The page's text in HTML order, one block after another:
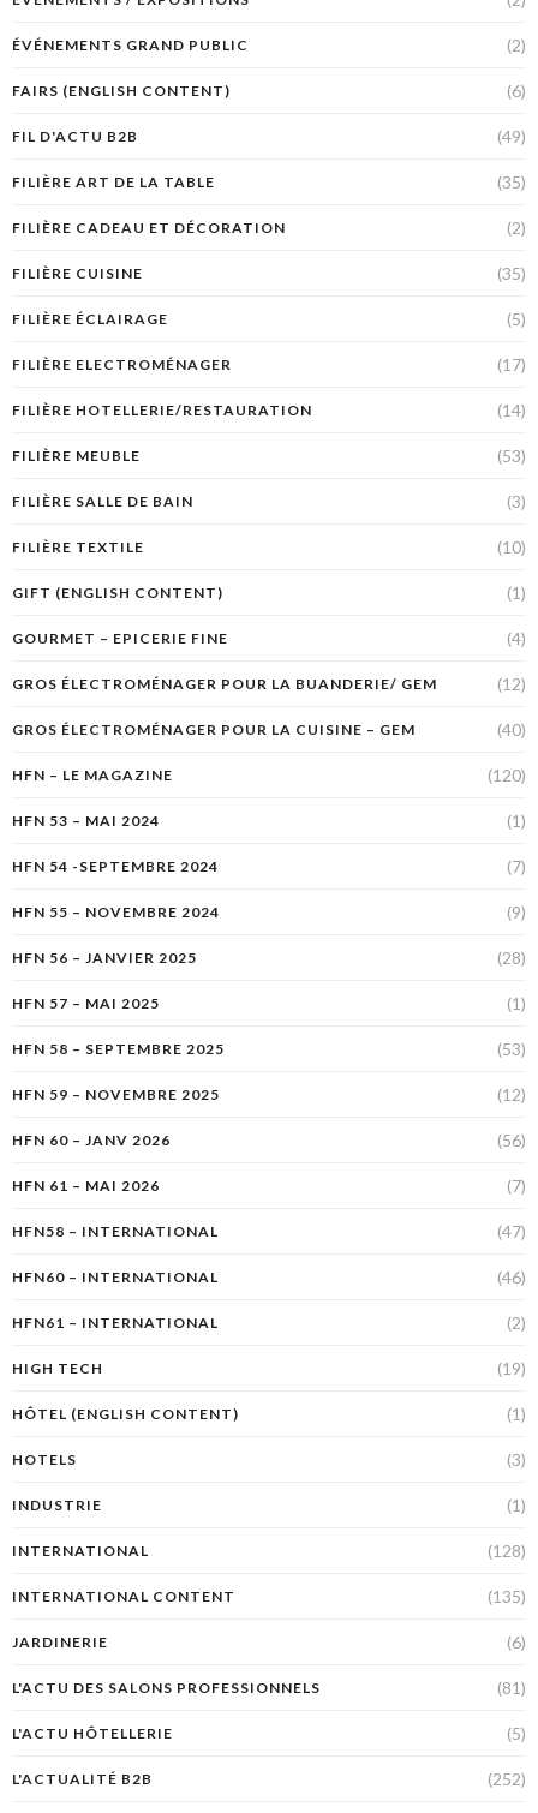
ÉVÉNEMENTS GRAND PUBLIC (2)
FAIRS (ENGLISH CONTENT) (6)
FIL D'ACTU B2B (49)
FILIÈRE ART DE LA TABLE (35)
FILIÈRE CADEAU ET DÉCORATION (2)
FILIÈRE CUISINE (35)
FILIÈRE ÉCLAIRAGE (5)
FILIÈRE ELECTROMÉNAGER (17)
FILIÈRE HOTELLERIE/RESTAURATION (14)
FILIÈRE MEUBLE (53)
FILIÈRE SALLE DE BAIN (3)
FILIÈRE TEXTILE (10)
GIFT (ENGLISH CONTENT) (1)
GOURMET – EPICERIE FINE (4)
GROS ÉLECTROMÉNAGER POUR LA BUANDERIE/ GEM (12)
GROS ÉLECTROMÉNAGER POUR LA CUISINE – GEM (40)
HFN – LE MAGAZINE (120)
HFN 53 – MAI 2024 (1)
HFN 54 -SEPTEMBRE 2024 (7)
HFN 55 – NOVEMBRE 2024 (9)
HFN 56 – JANVIER 2025 (28)
HFN 57 – MAI 2025 (1)
HFN 58 – SEPTEMBRE 2025 (53)
HFN 59 – NOVEMBRE 2025 (12)
HFN 60 – JANV 2026 (56)
HFN 61 – MAI 2026 (7)
HFN58 – INTERNATIONAL (47)
HFN60 – INTERNATIONAL (46)
HFN61 – INTERNATIONAL (2)
HIGH TECH (19)
HÔTEL (ENGLISH CONTENT) (1)
HOTELS (3)
INDUSTRIE (1)
INTERNATIONAL (128)
INTERNATIONAL CONTENT (135)
JARDINERIE (6)
L'ACTU DES SALONS PROFESSIONNELS (81)
L'ACTU HÔTELLERIE (5)
L'ACTUALITÉ B2B (252)